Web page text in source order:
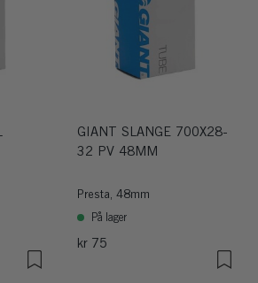
GIANT SLANGE 700X28-
32 PV 48MM
Presta, 48mm
På lager
kr 75